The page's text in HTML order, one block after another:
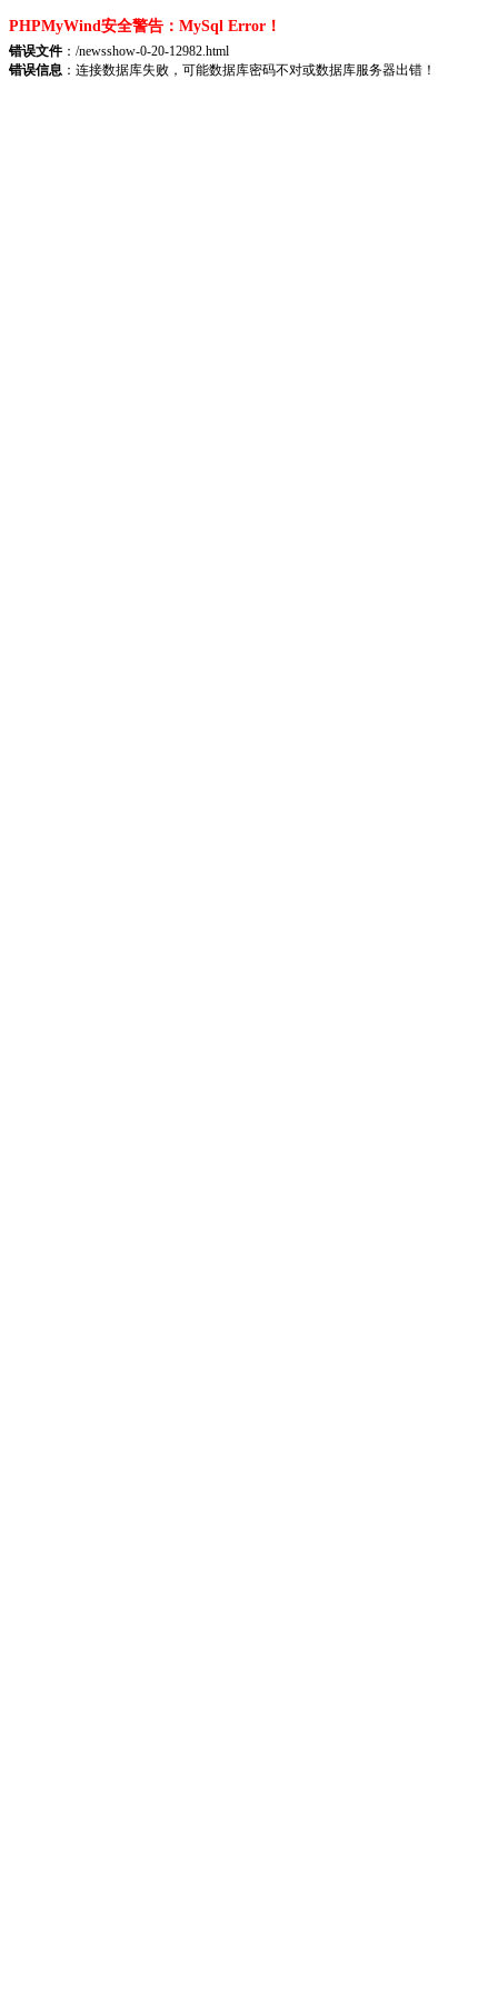
PHPMyWind安全警告：MySql Error！
错误文件：/newsshow-0-20-12982.html
错误信息 ：连接数据库失败，可能数据库密码不对或数据库服务器出错！